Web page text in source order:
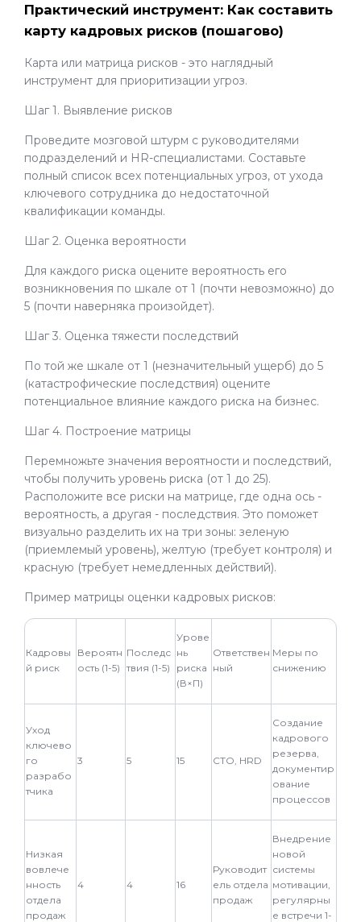
Практический инструмент: Как составить
карту кадровых рисков (пошагово)
Карта или матрица рисков - это наглядный
инструмент для приоритизации угроз.
Шаг 1. Выявление рисков
Проведите мозговой штурм с руководителями
подразделений и HR-специалистами. Составьте
полный список всех потенциальных угроз, от ухода
ключевого сотрудника до недостаточной
квалификации команды.
Шаг 2. Оценка вероятности
Для каждого риска оцените вероятность его
возникновения по шкале от 1 (почти невозможно) до
5 (почти наверняка произойдет).
Шаг 3. Оценка тяжести последствий
По той же шкале от 1 (незначительный ущерб) до 5
(катастрофические последствия) оцените
потенциальное влияние каждого риска на бизнес.
Шаг 4. Построение матрицы
Перемножьте значения вероятности и последствий,
чтобы получить уровень риска (от 1 до 25).
Расположите все риски на матрице, где одна ось -
вероятность, а другая - последствия. Это поможет
визуально разделить их на три зоны: зеленую
(приемлемый уровень), желтую (требует контроля) и
красную (требует немедленных действий).
Пример матрицы оценки кадровых рисков:
Кадровы
й риск
Вероятн
ость (1-5)
Последс
твия (1-5)
Урове
нь
риска
(В×П)
Ответствен
ный
Меры по
снижению
Уход
ключево
го
разрабо
тчика
3 5 15 CTO, HRD
Создание
кадрового
резерва,
документир
ование
процессов
Низкая
вовлече
нность
отдела
продаж
4 4 16
Руководит
ель отдела
продаж
Внедрение
новой
системы
мотивации,
регулярны
е встречи 1-